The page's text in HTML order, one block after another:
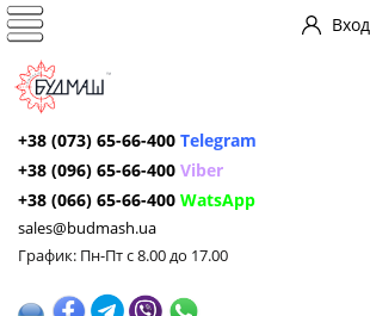
Вход
+38 (073) 65-66-400 Telegram
+38 (096) 65-66-400 Viber
+38 (066) 65-66-400 WatsApp
sales@budmash.ua
График: Пн-Пт с 8.00 до 17.00